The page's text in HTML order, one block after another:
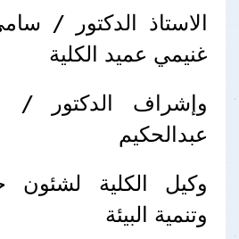
الاستاذ الدكتور /
غنيمي عميد الكلية
وإشراف الدكتور /
عبدالحكيم
وكيل الكلية لشئون
وتنمية البيئة